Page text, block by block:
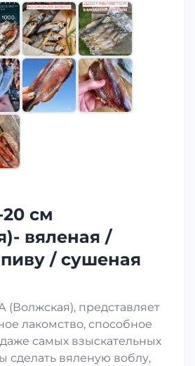
см
вяленая /
/ сушеная
представляет
лакомство, способное
самых взыскательных
сделать вяленую воблу,